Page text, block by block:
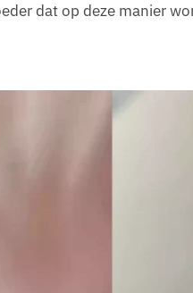
dat op deze manier